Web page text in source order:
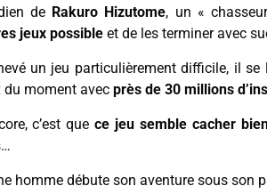
de Rakuro Hizutome, un «
jeux possible et de les terminer avec
un jeu particulièrement difficile, il se
du moment avec près de 30 millions
c’est quece jeu semble cacher
homme débute son aventure sous son